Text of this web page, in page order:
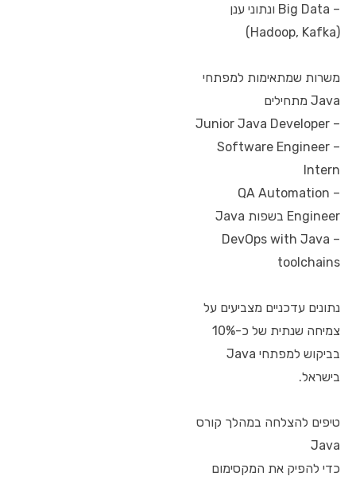
– Big Data ונתוני ענן
(Hadoop, Kafka)
משרות שמתאימות למפתחי
Java מתחילים
– Junior Java Developer
– Software Engineer
Intern
– QA Automation
Engineer בשפות Java
– DevOps with Java
toolchains
נתונים עדכניים מצביעים על
צמיחה שנתית של כ-10%
בביקוש למפתחי Java
בישראל.
טיפים להצלחה במהלך קורס
Java
כדי להפיק את המקסימום